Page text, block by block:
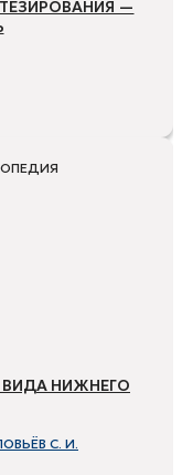
—
ВИДА НИЖНЕГО
С. И.